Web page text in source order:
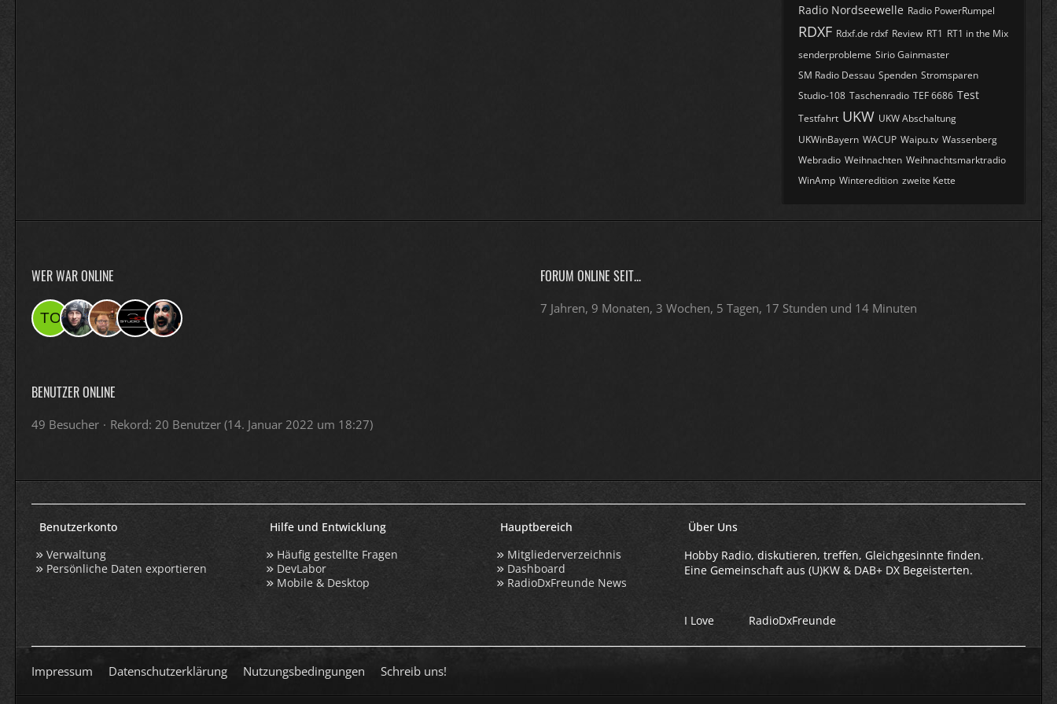
Radio Nordseewelle Radio PowerRumpel
RDXF Rdxf.de rdxf Review RT1 RT1 in the Mix
senderprobleme Sirio Gainmaster
SM Radio Dessau Spenden Stromsparen
Studio-108 Taschenradio TEF 6686 Test
Testfahrt UKW UKW Abschaltung
UKWinBayern WACUP Waipu.tv Wassenberg
Webradio Weihnachten Weihnachtsmarktradio
WinAmp Winteredition zweite Kette
WER WAR ONLINE FORUM ONLINE SEIT...
7 Jahren, 9 Monaten, 3 Wochen, 5 Tagen, 17 Stunden und 14 Minuten
BENUTZER ONLINE
49 Besucher Rekord: 20 Benutzer (14. Januar 2022 um 18:27)
Benutzerkonto
Verwaltung
Persönliche Daten exportieren
Hilfe und Entwicklung
Häufig gestellte Fragen
DevLabor
Mobile & Desktop
Hauptbereich
Mitgliederverzeichnis
Dashboard
RadioDxFreunde News
Über Uns
Hobby Radio, diskutieren, treffen, Gleichgesinnte finden.
Eine Gemeinschaft aus (U)KW & DAB+ DX Begeisterten.
I Love RadioDxFreunde
Impressum Datenschutzerklärung Nutzungsbedingungen Schreib uns!